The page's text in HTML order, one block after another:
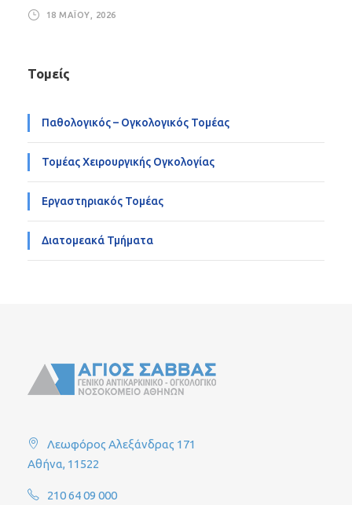
18 ΜΑΪ́ΟΥ, 2026
Τομείς
Παθολογικός – Ογκολογικός Τομέας
Τομέας Χειρουργικής Ογκολογίας
Εργαστηριακός Τομέας
Διατομεακά Τμήματα
Λεωφόρος Αλεξάνδρας 171
Αθήνα, 11522
210 64 09 000